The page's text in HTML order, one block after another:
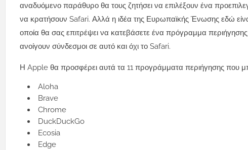
αναδυόμενο παράθυρο θα τους ζητήσει να επιλέξουν ένα
να κρατήσουν Safari. Αλλά η ιδέα της Ευρωπαϊκής Ένωσης εδώ είναι
οποία θα σας επιτρέψει να κατεβάσετε ένα πρόγραμμα
ανοίγουν σύνδεσμοι σε αυτό και όχι το Safari.
Η Apple θα προσφέρει αυτά τα 11 προγράμματα περιήγησης που
Aloha
Brave
Chrome
DuckDuckGo
Ecosia
Edge